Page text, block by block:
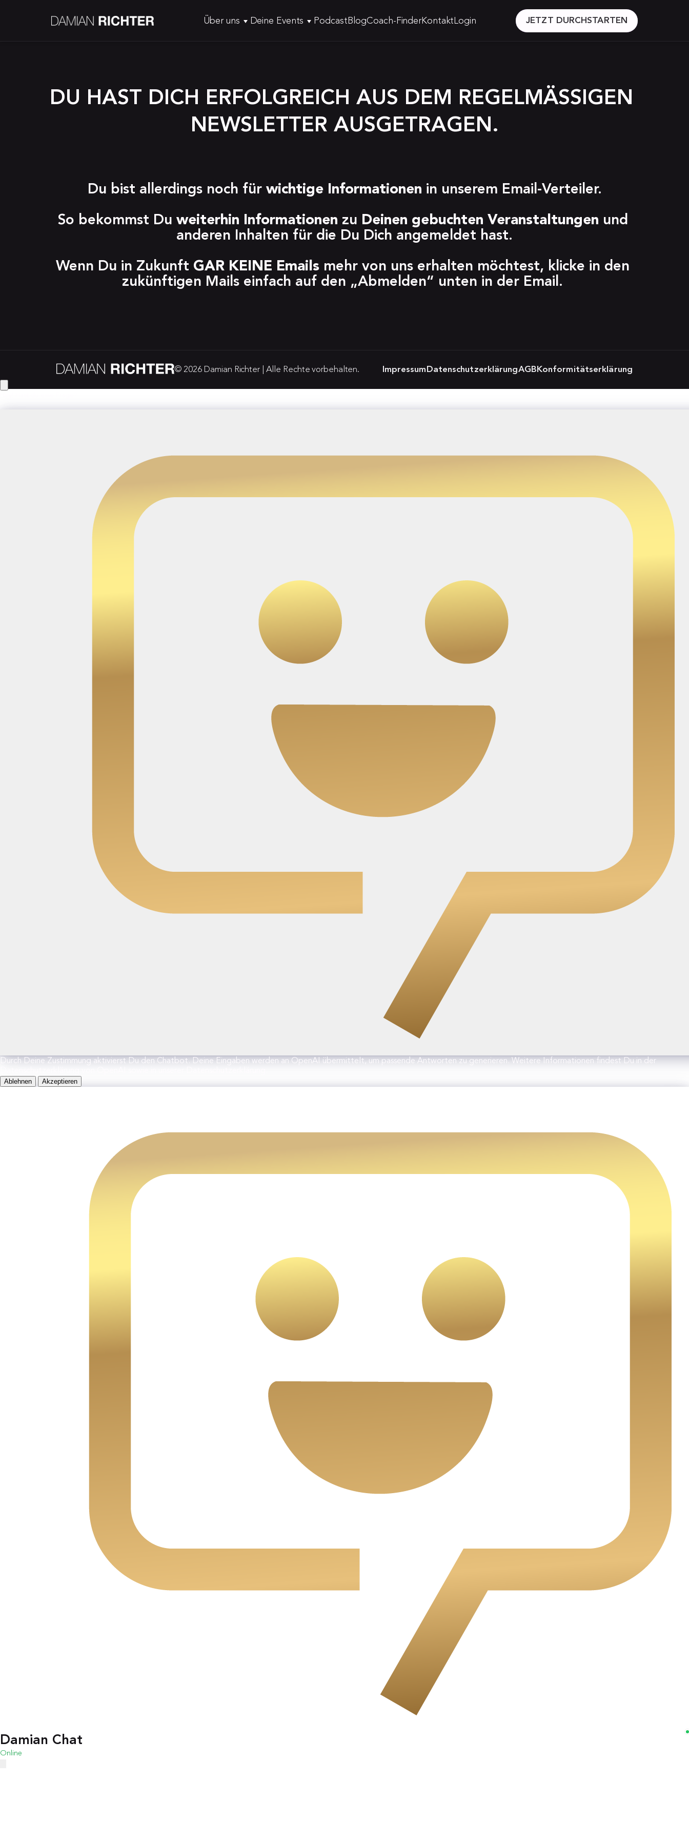
Über uns Deine Events Podcast BlogCoach-FinderKontakt Login JETZT DURCHSTARTEN
DU HAST DICH ERFOLGREICH AUS DEM REGELMÄSSIGEN N
EWSLETTER AUSGETRAGEN.
Du bist allerdings noch für wichtige Informationen in unserem Email-Verteiler.
So bekommst Du weiterhin Informationen zu Deinen gebuchten Veranstaltungen und
anderen Inhalten für die Du Dich angemeldet hast.
Wenn Du in Zukunft GAR KEINE Emails mehr von uns erhalten möchtest, klicke in den
zukünftigen Mails einfach auf den „Abmelden“ unten in der Email.
© 2026 Damian Richter | Alle Rechte vorbehalten. Impressum DatenschutzerklärungAGB Konformitätserklärung
Durch Deine Zustimmung aktivierst Du den Chatbot. Deine Eingaben werden an OpenAI übermittelt, um passende Antworten zu generieren. Weitere Informationen findest Du in der
Ablehnen Akzeptieren
Damian Chat
Online